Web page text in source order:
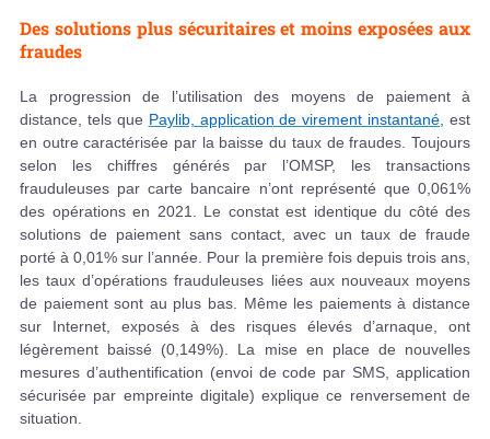
Des solutions plus sécuritaires et moins exposées aux
fraudes
La progression de l’utilisation des moyens de paiement à
distance, tels que Paylib, application de virement instantané , est
en outre caractérisée par la baisse du taux de fraudes. Toujours
selon les chiffres générés par l’OMSP, les transactions
frauduleuses par carte bancaire n’ont représenté que 0,061%
des opérations en 2021. Le constat est identique du côté des
solutions de paiement sans contact, avec un taux de fraude
porté à 0,01% sur l’année. Pour la première fois depuis trois ans,
les taux d’opérations frauduleuses liées aux nouveaux moyens
de paiement sont au plus bas. Même les paiements à distance
sur Internet, exposés à des risques élevés d’arnaque, ont
légèrement baissé (0,149%). La mise en place de nouvelles
mesures d’authentification (envoi de code par SMS, application
sécurisée par empreinte digitale) explique ce renversement de
situation.